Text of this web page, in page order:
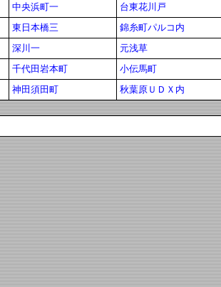
中央浜町一
台東花川戸
東日本橋三
錦糸町パルコ内
深川一
元浅草
千代田岩本町
小伝馬町
神田須田町 秋葉原ＵＤＸ内